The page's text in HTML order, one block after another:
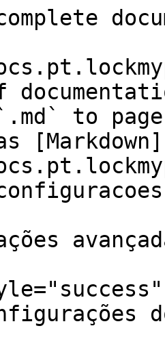
to
[Markdown]